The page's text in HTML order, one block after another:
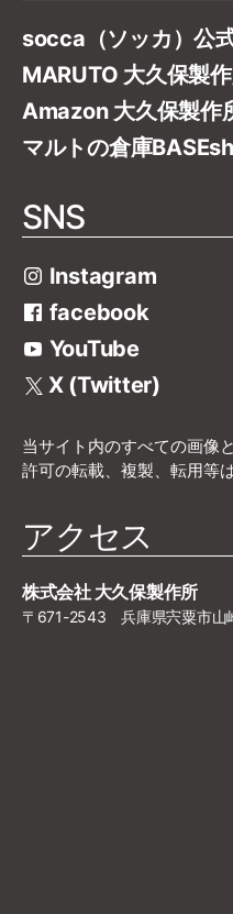
socca（ソッカ）公
MARUTO 大久保製
Amazon 大久保製作
マルトの倉庫
SNS
Instagram
facebook
YouTube
X (Twitter)
当サイト内のすべての画像
許可の転載、複製、転用等
アクセス
株式会社 大久保製作所
〒671-2543 兵庫県宍粟市山